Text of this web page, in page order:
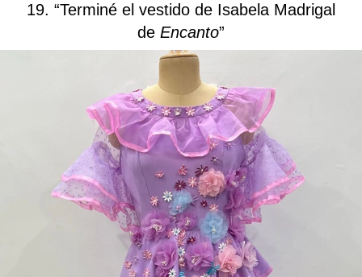
19. “Terminé el vestido de Isabela Madrigal
de Encanto”